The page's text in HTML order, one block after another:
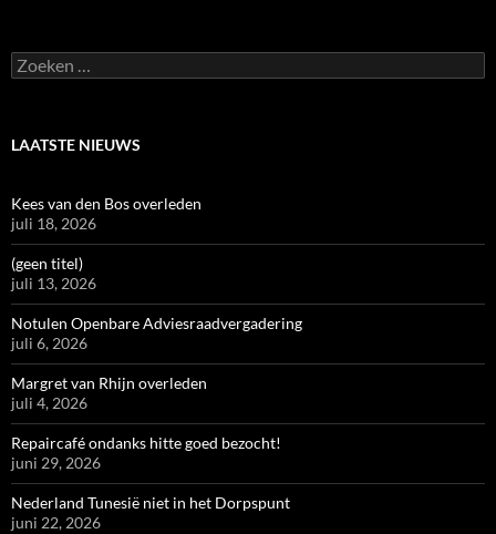
Zoeken
naar:
LAATSTE NIEUWS
Kees van den Bos overleden
juli 18, 2026
(geen titel)
juli 13, 2026
Notulen Openbare Adviesraadvergadering
juli 6, 2026
Margret van Rhijn overleden
juli 4, 2026
Repaircafé ondanks hitte goed bezocht!
juni 29, 2026
Nederland Tunesië niet in het Dorpspunt
juni 22, 2026